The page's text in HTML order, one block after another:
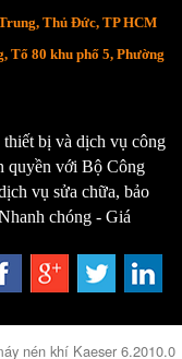
Thủ Đức, TP HCM
Tổ 80 khu phố 5, Phường
bị và dịch vụ công
quyền với Bộ Công
vụ sửa chữa, bảo
chóng - Giá
nén khí Kaeser 6.2010.0